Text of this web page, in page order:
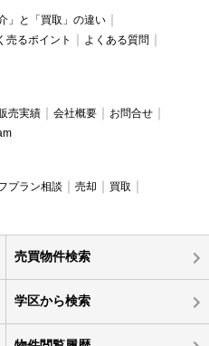
介」と「買取」の違い
売るポイント
よくある質問
売実績 会社概要
お問合せ
プラン相談 売却
買取
売買物件検索
学区から検索